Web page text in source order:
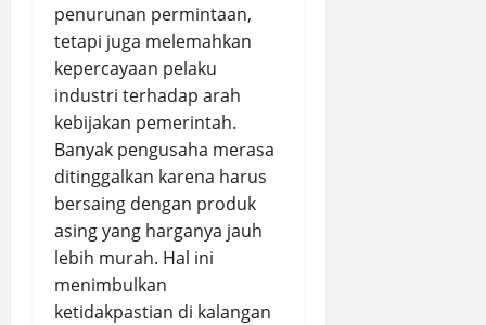
penurunan permintaan,
tetapi juga melemahkan
kepercayaan pelaku
industri terhadap arah
kebijakan pemerintah.
Banyak pengusaha merasa
ditinggalkan karena harus
bersaing dengan produk
asing yang harganya jauh
lebih murah. Hal ini
menimbulkan
ketidakpastian di kalangan